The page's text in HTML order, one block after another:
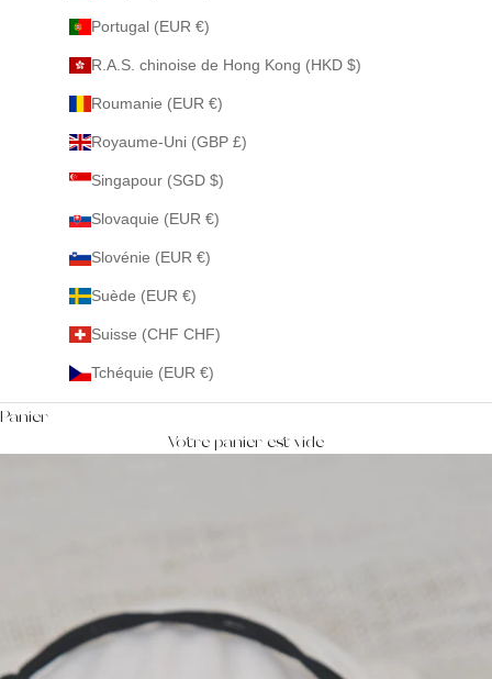
Portugal (EUR €)
R.A.S. chinoise de Hong Kong (HKD $)
Roumanie (EUR €)
Royaume-Uni (GBP £)
Singapour (SGD $)
Slovaquie (EUR €)
Slovénie (EUR €)
Suède (EUR €)
Suisse (CHF CHF)
Tchéquie (EUR €)
Panier
Votre panier est vide